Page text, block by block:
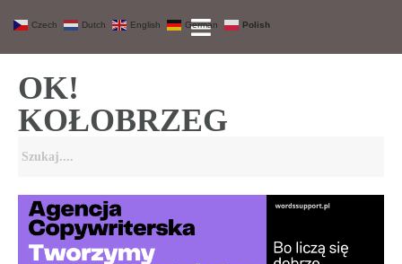
OK!
KOŁOBRZEG
Czech Dutch English German Polish